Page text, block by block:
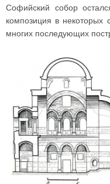
Софийский собор
композиция в некоторых
многих последующих